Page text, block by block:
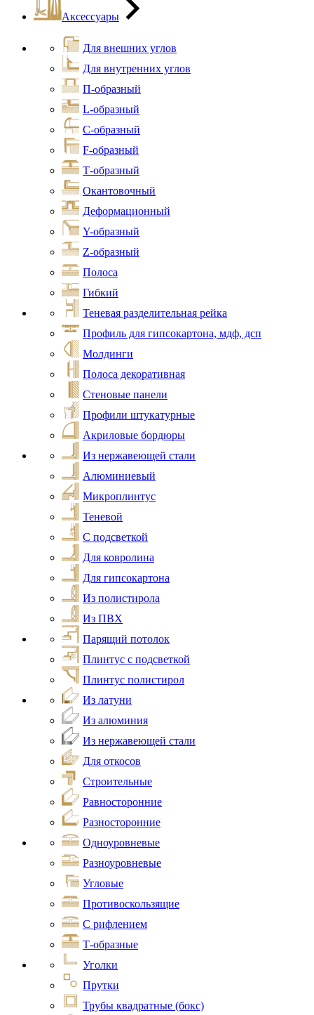
Аксессуары
Для внешних углов
Для внутренних углов
П-образный
L-образный
С-образный
F-образный
Т-образный
Окантовочный
Деформационный
Y-образный
Z-образный
Полоса
Гибкий
Теневая разделительная рейка
Профиль для гипсокартона, мдф, дсп
Молдинги
Полоса декоративная
Стеновые панели
Профили штукатурные
Акриловые бордюры
Из нержавеющей стали
Алюминиевый
Микроплинтус
Теневой
С подсветкой
Для ковролина
Для гипсокартона
Из полистирола
Из ПВХ
Парящий потолок
Плинтус с подсветкой
Плинтус полистирол
Из латуни
Из алюминия
Из нержавеющей стали
Для откосов
Строительные
Равносторонние
Разносторонние
Одноуровневые
Разноуровневые
Угловые
Противоскользящие
С рифлением
Т-образные
Уголки
Прутки
Трубы квадратные (бокс)